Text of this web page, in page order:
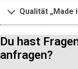
Qualität „Made
Du hast
anfragen?